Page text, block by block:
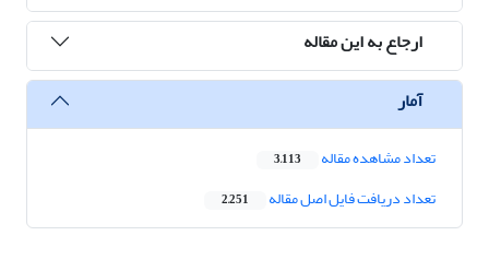
ارجاع به این مقاله
آمار
تعداد مشاهده مقاله 3,113
تعداد دریافت فایل اصل مقاله 2,251